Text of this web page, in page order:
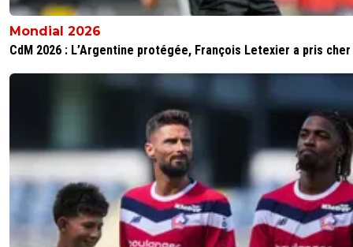
Mondial 2026
CdM 2026 : L’Argentine protégée, François Letexier a pris cher